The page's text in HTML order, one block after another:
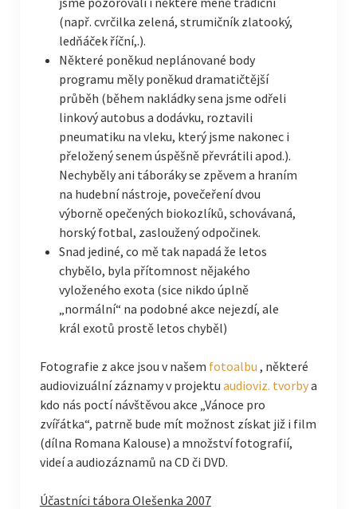
(např. cvrčilka zelená, strumičník zlatooký,
ledňáček říční,.).
Některé poněkud neplánované body
programu měly poněkud dramatičtější
průběh (během nakládky sena jsme odřeli
linkový autobus a dodávku, roztavili
pneumatiku na vleku, který jsme nakonec i
přeložený senem úspěšně převrátili apod.).
Nechyběly ani táboráky se zpěvem a hraním
na hudební nástroje, povečeření dvou
výborně opečených biokozlíků, schovávaná,
horský fotbal, zasloužený odpočinek.
Snad jediné, co mě tak napadá že letos
chybělo, byla přítomnost nějakého
vyloženého exota (sice nikdo úplně
„normální“ na podobné akce nejezdí, ale
král exotů prostě letos chyběl)
Fotografie z akce jsou v našem fotoalbu , některé
audiovizuální záznamy v projektu audioviz. tvorbya
kdo nás poctí návštěvou akce „Vánoce pro
zvířátka“, patrně bude mít možnost získat již i film
(dílna Romana Kalouse) a množství fotografií,
videí a audiozáznamů na CD či DVD.
Účastníci tábora Olešenka 2007